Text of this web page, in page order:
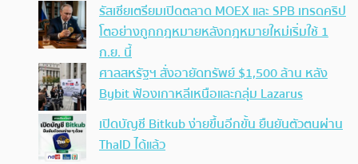
รัสเซียเตรียมเปิดตลาด MOEX และ SPB เทรดคริป
โตอย่างถูกกฎหมายหลังกฎหมายใหม่เริ่มใช้ 1
ก.ย. นี้
ศาลสหรัฐฯ สั่งอายัดทรัพย์ $1,500 ล้าน หลัง
Bybit ฟ้องเกาหลีเหนือและกลุ่ม Lazarus
เปิดบัญชี Bitkub ง่ายขึ้นอีกขั้น ยืนยันตัวตนผ่าน
ThaID ได้แล้ว